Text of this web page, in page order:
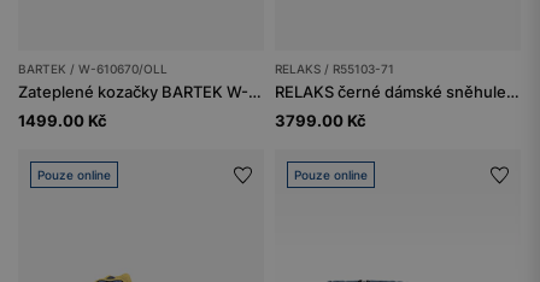
BARTEK / W-610670/OLL
Zateplené kozačky BARTEK W-610670/OLL, pro dívky, hnědé
1499.00 Kč
RELAKS / R55103-71
RELAKS černé dámské sněhule s podšívkou z ovčí kůže
3799.00 Kč
Pouze online Pouze online